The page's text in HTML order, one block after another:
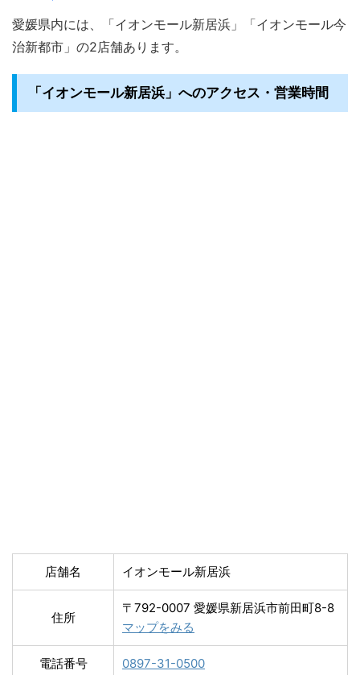
愛媛県内には、「イオンモール新居浜」「イオンモール今
治新都市」の2店舗あります。
「イオンモール新居浜」へのアクセス・営業時間
店舗名 イオンモール新居浜
住所
〒792-0007 愛媛県新居浜市前田町8-8
マップをみる
電話番号 0897-31-0500